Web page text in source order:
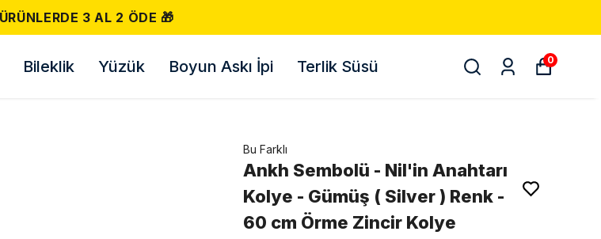
Bileklik Yüzük Boyun Askı İpi Terlik Süsü 0
Bu Farklı
Ankh Sembolü - Nil'in Anahtarı
Kolye - Gümüş ( Silver ) Renk -
60 cm Örme Zincir Kolye